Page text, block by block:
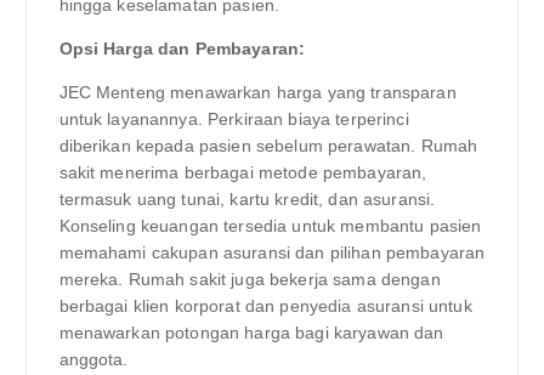
hingga keselamatan pasien.
Opsi Harga dan Pembayaran:
JEC Menteng menawarkan harga yang transparan
untuk layanannya. Perkiraan biaya terperinci
diberikan kepada pasien sebelum perawatan. Rumah
sakit menerima berbagai metode pembayaran,
termasuk uang tunai, kartu kredit, dan asuransi.
Konseling keuangan tersedia untuk membantu pasien
memahami cakupan asuransi dan pilihan pembayaran
mereka. Rumah sakit juga bekerja sama dengan
berbagai klien korporat dan penyedia asuransi untuk
menawarkan potongan harga bagi karyawan dan
anggota.